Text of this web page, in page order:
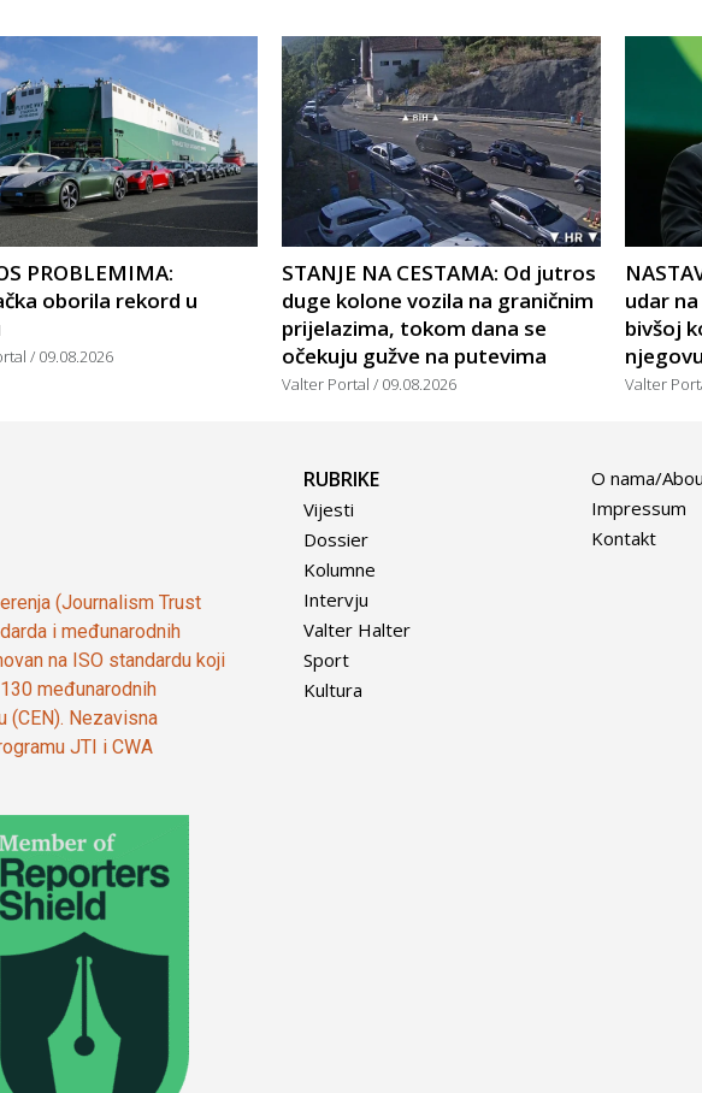
PROBLEMIMA:
oborila rekord u
09.08.2026
STANJE NA CESTAMA: Od jutros
duge kolone vozila na graničnim
prijelazima, tokom dana se
očekuju gužve na putevima
Valter Portal 09.08.2026
udar
bivšoj
Valter
(Journalism Trust
i međunarodnih
na ISO standardu koji
međunarodnih
(CEN). Nezavisna
JTI i CWA
RUBRIKE
Vijesti
Dossier
Kolumne
Intervju
Valter Halter
Sport
Kultura
O nama/
Impressum
Kontakt